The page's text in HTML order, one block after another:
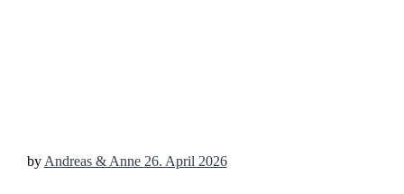
by Andreas & Anne 26. April 2026